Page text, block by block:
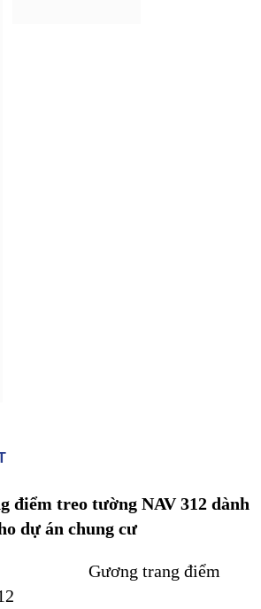
điểm treo tường NAV 312 dành
dự án chung cư
Gương trang điểm